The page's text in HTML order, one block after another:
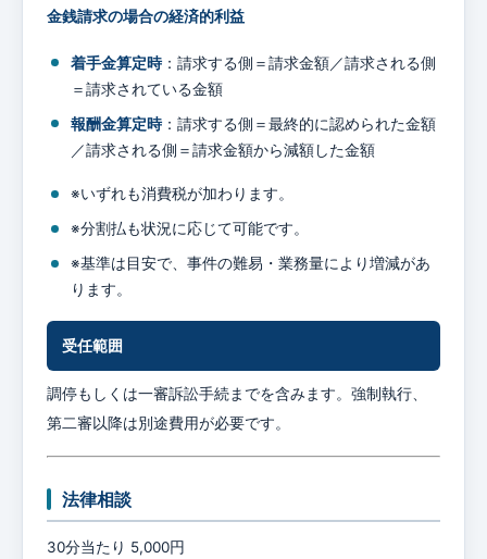
金銭請求の場合の経済的利益
着手金算定時：請求する側＝請求金額／請求される側
＝請求されている金額
報酬金算定時：請求する側＝最終的に認められた金額
／請求される側＝請求金額から減額した金額
※いずれも消費税が加わります。
※分割払も状況に応じて可能です。
※基準は目安で、事件の難易・業務量により増減があ
ります。
受任範囲
調停もしくは一審訴訟手続までを含みます。強制執行、
第二審以降は別途費用が必要です。
法律相談
30分当たり 5,000円